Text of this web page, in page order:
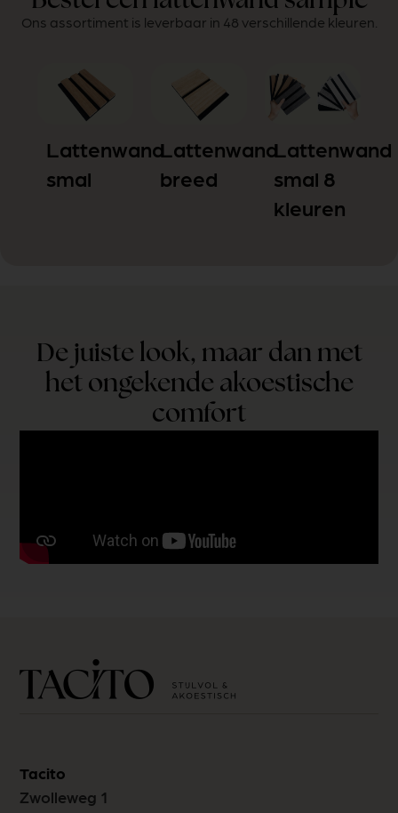
Ons assortiment is leverbaar in 48 verschillende kleuren.
Lattenwand
smal
Lattenwand
breed
Lattenwand
smal 8
kleuren
De juiste look, maar dan met
het ongekende akoestische
comfort
Tacito
Zwolleweg 1